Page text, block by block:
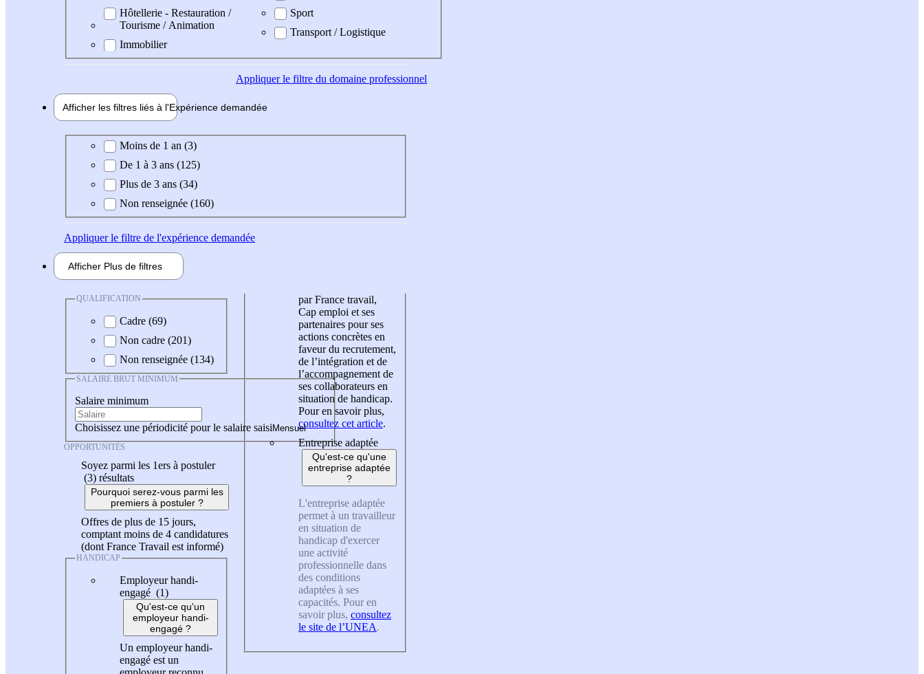
Hôtellerie - Restauration /
Tourisme / Animation
Immobilier
Sport
Transport / Logistique
Appliquerle filtre du domaine professionnel
Afficher les filtres liés à l'Expérience demandée
Expérience demandée
Moins de 1 an (3)
De 1 à 3 ans (125)
Plus de 3 ans (34)
Non renseignée (160)
Appliquerle filtre de l'expérience demandée
Afficher Plus de filtres
QUALIFICATION
Cadre (69)
Non cadre (201)
Non renseignée (134)
SALAIRE BRUT MINIMUM
Salaire minimum
Choisissez une périodicité pour le salaire saisi
OPPORTUNITÉS
Soyez parmi les 1ers à postuler
(3) résultats
Pourquoi serez-vous parmi les
premiers à postuler ?
Offres de plus de 15 jours,
comptant moins de 4 candidatures
(dont France Travail est informé)
HANDICAP
Employeur handi-
engagé (1)
Qu'est-ce qu'un
employeur handi-
engagé ?
Un employeur handi-
engagé est un
par France travail,
Cap emploi et ses
partenaires pour ses
actions concrètes en
faveur du recrutement,
de l’intégration et de
l’accompagnement de
ses collaborateurs en
situation de handicap.
Pour en savoir plus,
consultez cet article.
Entreprise adaptée
Qu'est-ce qu'une
entreprise adaptée
?
L'entreprise adaptée
permet à un travailleur
en situation de
handicap d'exercer
une activité
professionnelle dans
des conditions
adaptées à ses
capacités. Pour en
savoir plus, consultez
le site de l’UNEA.